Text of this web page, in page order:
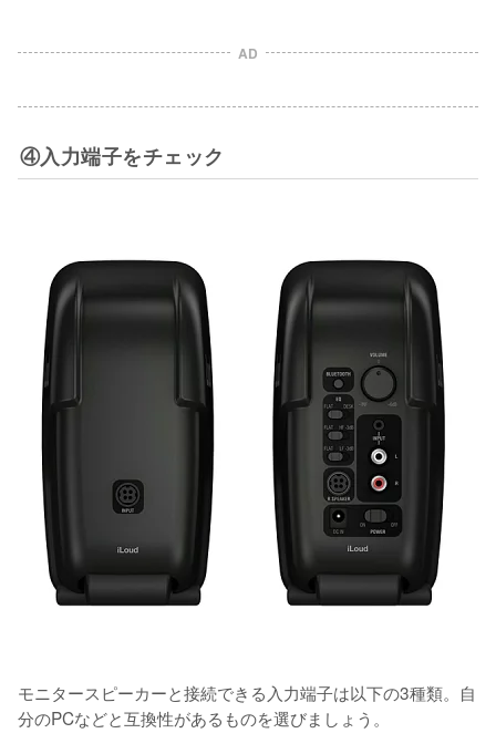
AD
④入力端子をチェック
モニタースピーカーと接続できる入力端子は以下の3種類。自
分のPCなどと互換性があるものを選びましょう。